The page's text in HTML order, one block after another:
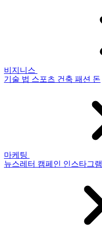
비지니스
기술 법 스포츠 건축 패션 돈
마케팅
뉴스레터 캠페인 인스타그램